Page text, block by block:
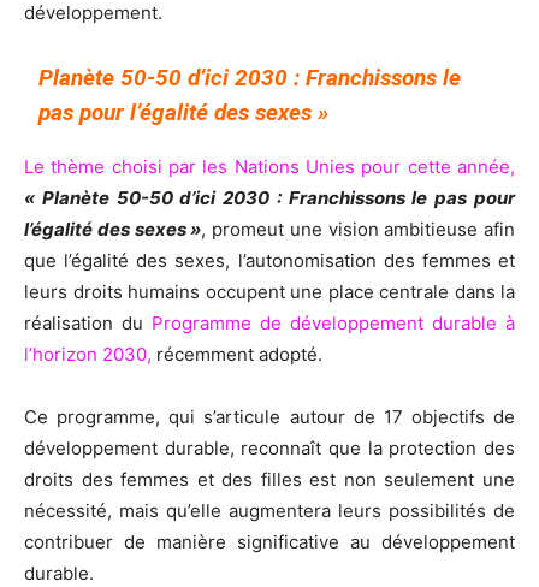
développement.
Planète 50-50 d’ici 2030 : Franchissons le
pas pour l’égalité des sexes »
Le thème choisi par les Nations Unies pour cette année,
« Planète 50-50 d’ici 2030 : Franchissons le pas pour
l’égalité des sexes », promeut une vision ambitieuse afin
que l’égalité des sexes, l’autonomisation des femmes et
leurs droits humains occupent une place centrale dans la
réalisation du Programme de développement durable à
l’horizon 2030, récemment adopté.
Ce programme, qui s’articule autour de 17 objectifs de
développement durable, reconnaît que la protection des
droits des femmes et des filles est non seulement une
nécessité, mais qu’elle augmentera leurs possibilités de
contribuer de manière significative au développement
durable.